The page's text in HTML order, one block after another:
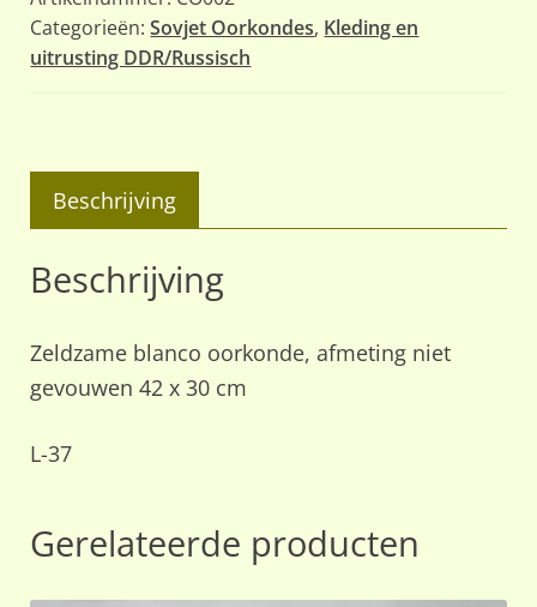
Categorieën:Sovjet Oorkondes, Kleding en
uitrusting DDR/Russisch
Beschrijving
Beschrijving
Zeldzame blanco oorkonde, afmeting niet
gevouwen 42 x 30 cm
L-37
Gerelateerde producten